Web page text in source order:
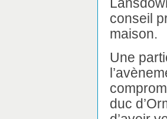
conseil
maison.
Une
duc